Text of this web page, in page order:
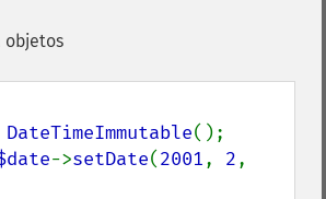
objetos
DateTimeImmutable
->setDate(2001, 2